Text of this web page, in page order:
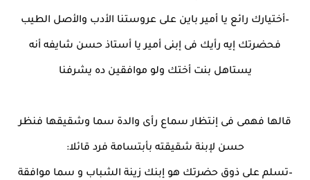
–أختيارك رائع يا أمير باين على عروستنا الأدب والأصل الطيب
فحضرتك إيه رأيك فى إبنى أمير يا أستاذ حسن شايفه أنه
يستاهل بنت أختك ولو موافقين ده يشرفنا
قالها فهمى فى إنتظار سماع رأى والدة سما وشقيقها فنظر
حسن لإبنة شقيقته بأبتسامة فرد قائلا:
–تسلم على ذوق حضرتك هو إبنك زينة الشباب و سما موافقة